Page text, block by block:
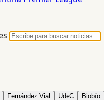
Fernández Vial UdeC Biobío